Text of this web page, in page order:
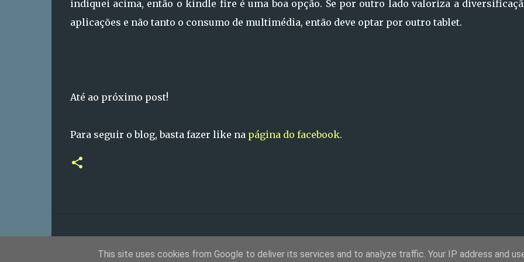
indiquei acima, então o kindle fire é uma boa opção. Se por outro lado valoriza a
aplicações e não tanto o consumo de multimédia, então deve optar por outro tablet.
Até ao próximo post!
Para seguir o blog, basta fazer like na página do facebook.
This site uses cookies from Google to deliver its services and to analyze traffic. Your IP address and